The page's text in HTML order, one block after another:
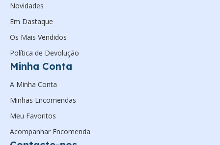
Novidades
Em Dastaque
Os Mais Vendidos
Política de Devolução
Minha Conta
A Minha Conta
Minhas Encomendas
Meu Favoritos
Acompanhar Encomenda